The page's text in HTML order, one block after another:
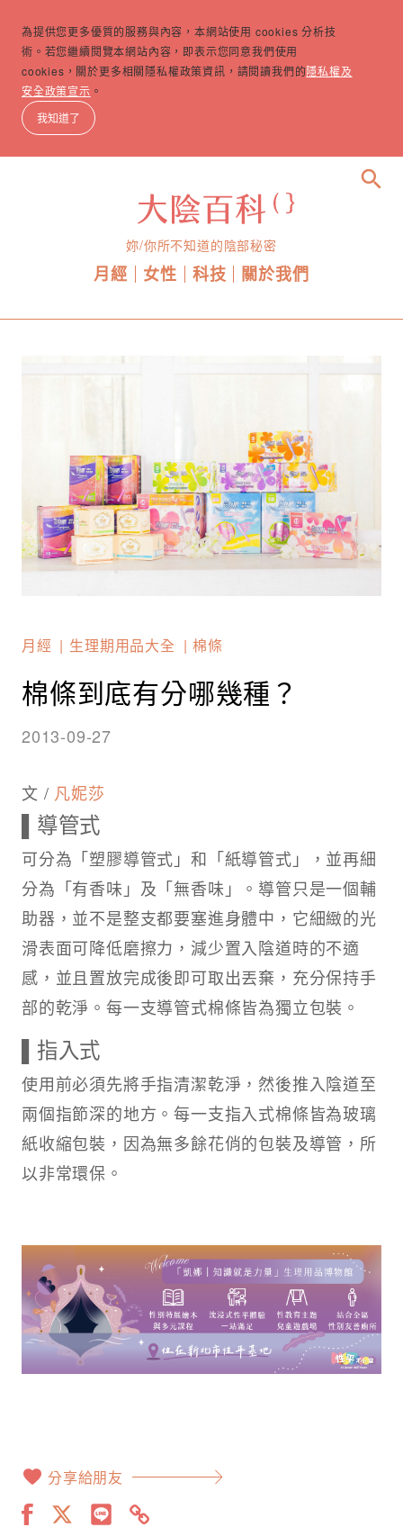
為提供您更多優質的服務與內容，本網站使用 cookies 分析技
術。若您繼續閱覽本網站內容，即表示您同意我們使用
cookies，關於更多相關隱私權政策資訊，請閱讀我們的隱私權及
安全政策宣示 。
我知道了
妳/你所不知道的陰部秘密
月經 女性 科技 關於我們
search
月經 生理期用品大全 棉條
棉條到底有分哪幾種？
2013-09-27
文 / 凡妮莎
▌導管式
可分為「塑膠導管式」和「紙導管式」，並再細
分為「有香味」及「無香味」。導管只是一個輔
助器，並不是整支都要塞進身體中，它細緻的光
滑表面可降低磨擦力，減少置入陰道時的不適
感，並且置放完成後即可取出丟棄，充分保持手
部的乾淨。每一支導管式棉條皆為獨立包裝。
▌指入式
使用前必須先將手指清潔乾淨，然後推入陰道至
兩個指節深的地方。每一支指入式棉條皆為玻璃
紙收縮包裝，因為無多餘花俏的包裝及導管，所
以非常環保。
分享給朋友